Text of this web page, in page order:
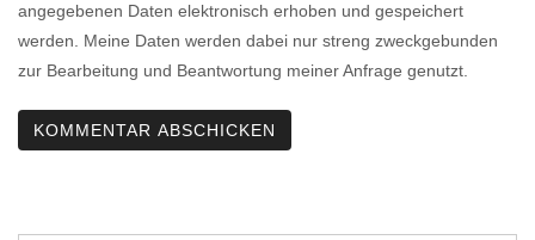
angegebenen Daten elektronisch erhoben und gespeichert
werden. Meine Daten werden dabei nur streng zweckgebunden
zur Bearbeitung und Beantwortung meiner Anfrage genutzt.